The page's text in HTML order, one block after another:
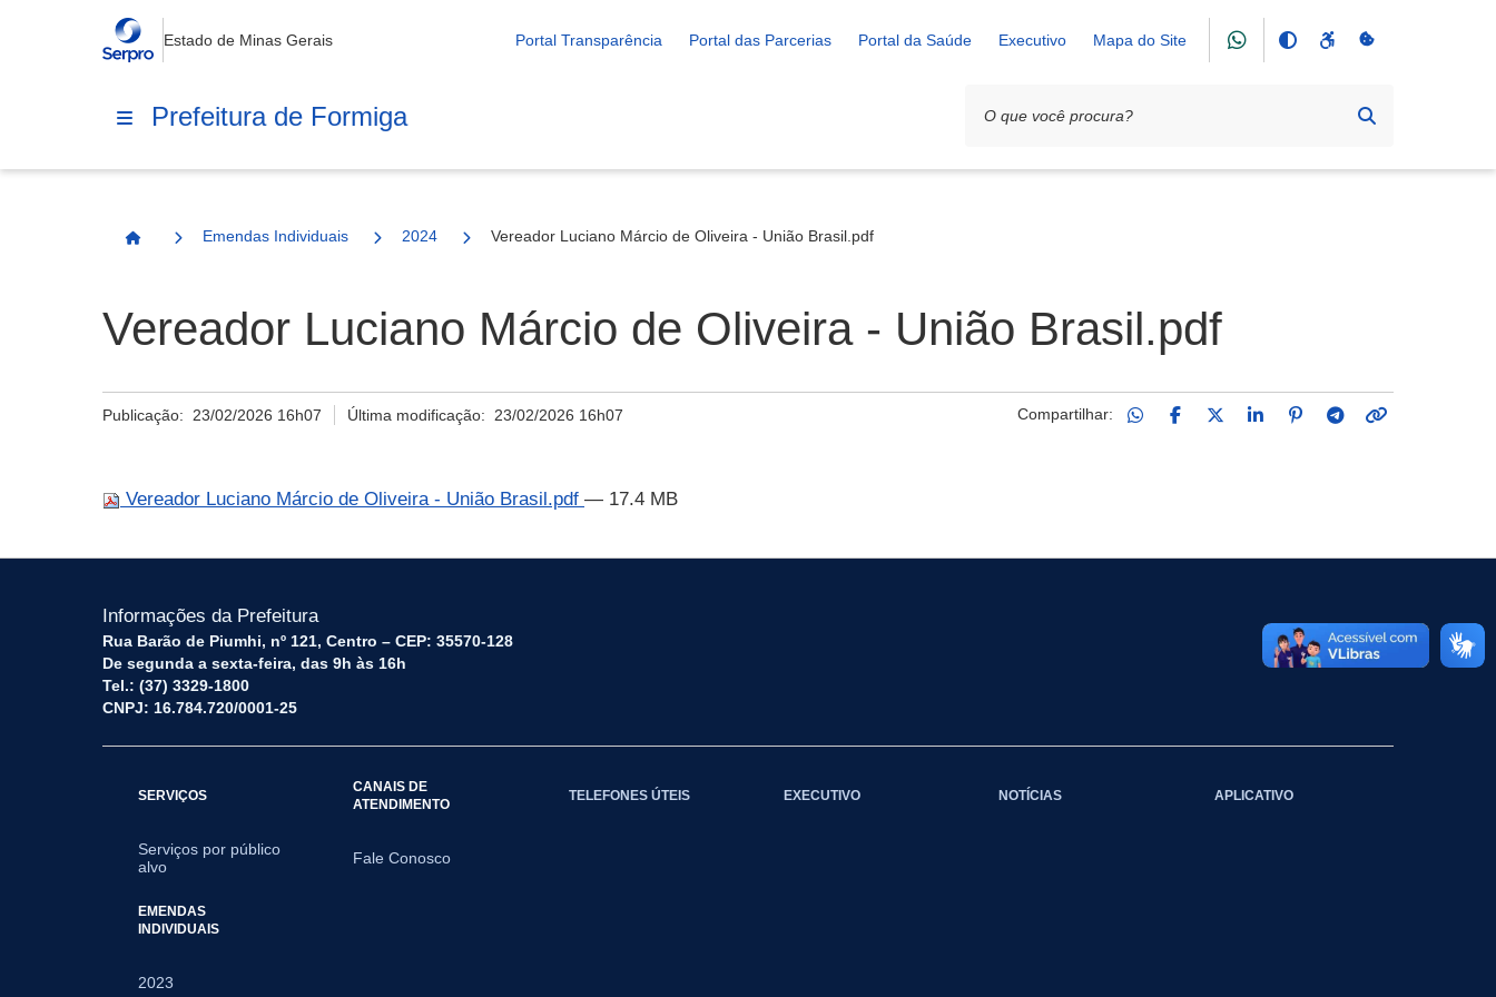
Estado de Minas Gerais Portal Transparência Portal das Parcerias Portal da Saúde Executivo Mapa do Site
Prefeitura de Formiga
Página Inicial
Emendas Individuais 2024 Vereador Luciano Márcio de Oliveira - União Brasil.pdf
Vereador Luciano Márcio de Oliveira - União Brasil.pdf
Publicação: 23/02/2026 16h07 Última modificação: 23/02/2026 16h07 Compartilhar:
Vereador Luciano Márcio de Oliveira - União Brasil.pdf — 17.4 MB
Informações da Prefeitura
Rua Barão de Piumhi, nº 121, Centro – CEP: 35570-128
De segunda a sexta-feira, das 9h às 16h
Tel.: (37) 3329-1800
CNPJ: 16.784.720/0001-25
SERVIÇOS
Serviços por público
alvo
CANAIS DE
ATENDIMENTO
Fale Conosco
TELEFONES ÚTEIS EXECUTIVO NOTÍCIAS APLICATIVO
EMENDAS
INDIVIDUAIS
2023